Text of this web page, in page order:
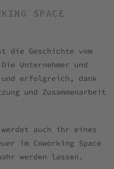
SPACE
die Geschichte vom
Unternehmer und
erfolgreich, dank
und Zusammenarbeit
auch ihr eines
im Coworking Space
werden lassen.